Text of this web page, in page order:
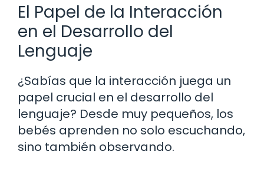
El Papel de la Interacción
en el Desarrollo del
Lenguaje
¿Sabías que la interacción juega un
papel crucial en el desarrollo del
lenguaje? Desde muy pequeños, los
bebés aprenden no solo escuchando,
sino también observando.